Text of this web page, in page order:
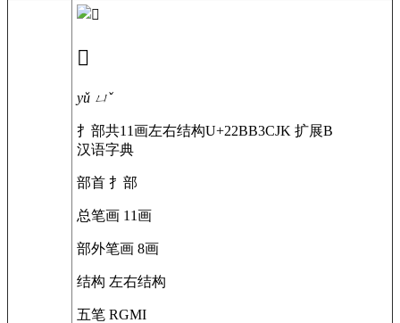
𢮳
yǔ ㄩˇ
扌部共11画左右结构U+22BB3CJK 扩展B
汉语字典
部首 扌部
总笔画 11画
部外笔画 8画
结构 左右结构
五笔 RGMI